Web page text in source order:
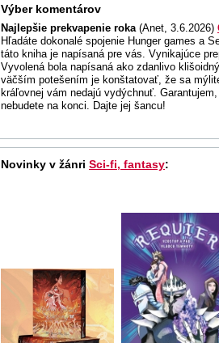
Výber komentárov
Najlepšie prekvapenie roka (Anet, 3.6.2026)
Hľadáte dokonalé spojenie Hunger games a
táto kniha je napísaná pre vás. Vynikajúce
Vyvolená bola napísaná ako zdanlivo
väčším potešením je konštatovať, že sa
kráľovnej vám nedajú vydýchnuť.
nebudete na konci. Dajte jej šancu!
Novinky v žánri Sci-fi, fantasy: